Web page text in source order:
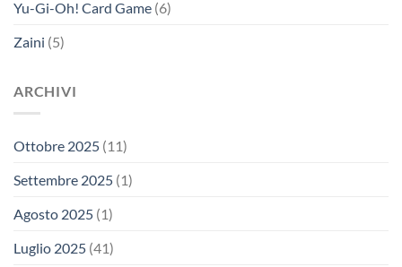
Yu-Gi-Oh! Card Game (6)
Zaini (5)
ARCHIVI
Ottobre 2025 (11)
Settembre 2025 (1)
Agosto 2025 (1)
Luglio 2025 (41)